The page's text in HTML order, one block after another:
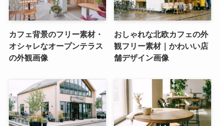
カフェ背景のフリー素材・
オシャレなオープンテラス
の外観画像
おしゃれな北欧カフェの外
観フリー素材｜かわいい店
舗デザイン画像